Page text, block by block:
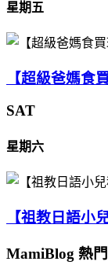
星期五
【超級爸媽食
SAT
星期六
【祖教日語小
MamiBlog 熱